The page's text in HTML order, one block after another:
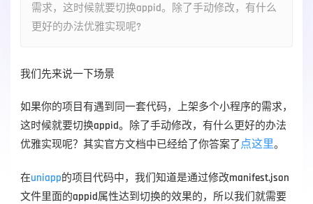
需求，这时候就要切换appid。除了手动修改，有什么
更好的办法优雅实现呢?
我们先来说一下场景
如果你的项目有遇到同一套代码，上架多个小程序的需求，
这时候就要切换appid。除了手动修改，有什么更好的办法
优雅实现呢？其实官方文档中已经给了你答案了点这里。
在uniapp的项目代码中，我们知道是通过修改manifest.json
文件里面的appid属性达到切换的效果的，所以我们就需要